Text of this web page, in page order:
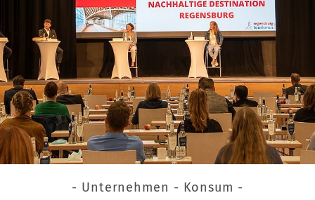
- Unternehmen - Konsum -